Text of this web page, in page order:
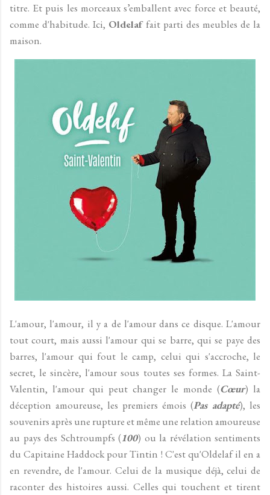
titre. Et puis les morceaux s’emballent avec force et beauté,
comme d'habitude. Ici, Oldelaf fait parti des meubles de la
maison.
L'amour, l'amour, il y a de l'amour dans ce disque. L'amour
tout court, mais aussi l'amour qui se barre, qui se paye des
barres, l'amour qui fout le camp, celui qui s'accroche, le
secret, le sincère, l'amour sous toutes ses formes. La Saint-
Valentin, l'amour qui peut changer le monde (Cœur) la
déception amoureuse, les premiers émois (Pas adapté), les
souvenirs après une rupture et même une relation amoureuse
au pays des Schtroumpfs (100) ou la révélation sentiments
du Capitaine Haddock pour Tintin ! C'est qu'Oldelaf il en a
en revendre, de l'amour. Celui de la musique déjà, celui de
raconter des histoires aussi. Celles qui touchent et tirent